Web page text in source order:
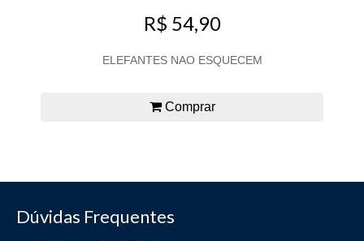
R$ 54,90
ELEFANTES NAO ESQUECEM
Comprar
Dúvidas Frequentes